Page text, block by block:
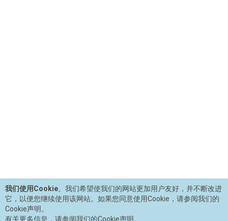
我们使用Cookie。我们希望使我们的网站更加用户友好，并不断改进
它，以便您继续使用该网站。如果您同意使用Cookie，请参阅我们的
Cookie声明。
有关更多信息，请参阅我们的Cookie声明。